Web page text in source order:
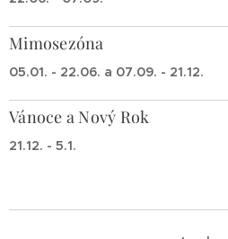
Mimosezóna
05.01. - 22.06. a 07.09. - 21.12.
Vánoce a Nový Rok
21.12. - 5.1.